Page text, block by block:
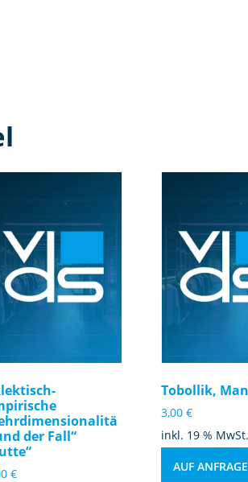
der Fall“
€
Tobollik,
3,00 €
inkl. 19 % MwSt.
AUF ANFRAGE